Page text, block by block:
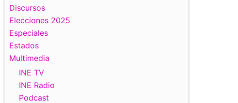
Discursos
Elecciones 2025
Especiales
Estados
Multimedia
INE TV
INE Radio
Podcast